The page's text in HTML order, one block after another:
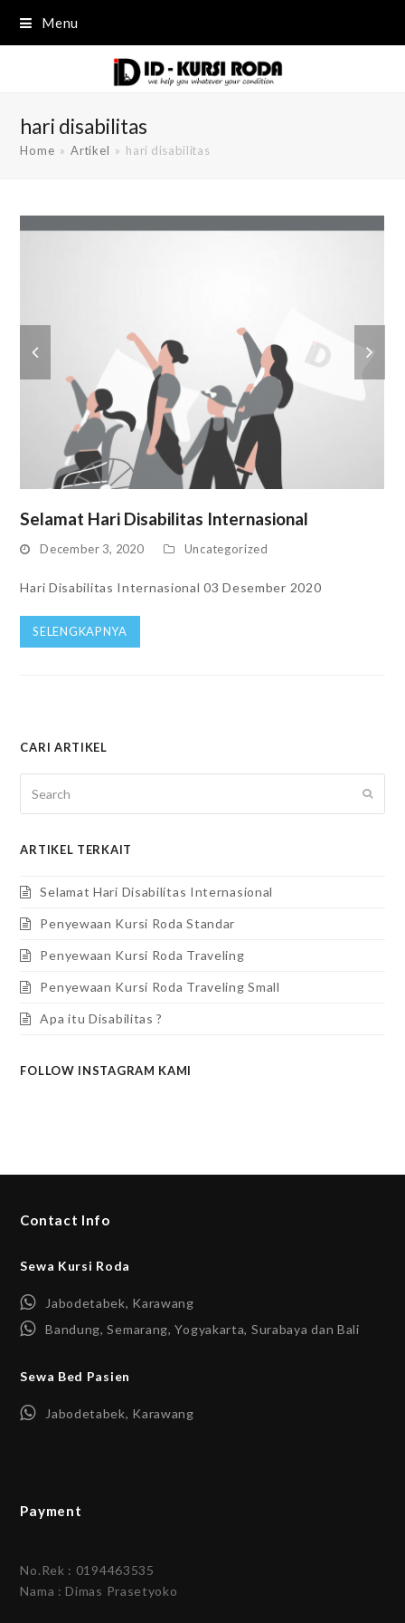
Menu
hari disabilitas
Home » Artikel » hari disabilitas
Selamat Hari Disabilitas Internasional
December 3, 2020 Uncategorized
Hari Disabilitas Internasional 03 Desember 2020
SELENGKAPNYA
CARI ARTIKEL
ARTIKEL TERKAIT
Selamat Hari Disabilitas Internasional
Penyewaan Kursi Roda Standar
Penyewaan Kursi Roda Traveling
Penyewaan Kursi Roda Traveling Small
Apa itu Disabilitas ?
FOLLOW INSTAGRAM KAMI
Contact Info
Sewa Kursi Roda
Jabodetabek, Karawang
Bandung, Semarang, Yogyakarta, Surabaya dan Bali
Sewa Bed Pasien
Jabodetabek, Karawang
Payment
No.Rek : 0194463535
Nama : Dimas Prasetyoko